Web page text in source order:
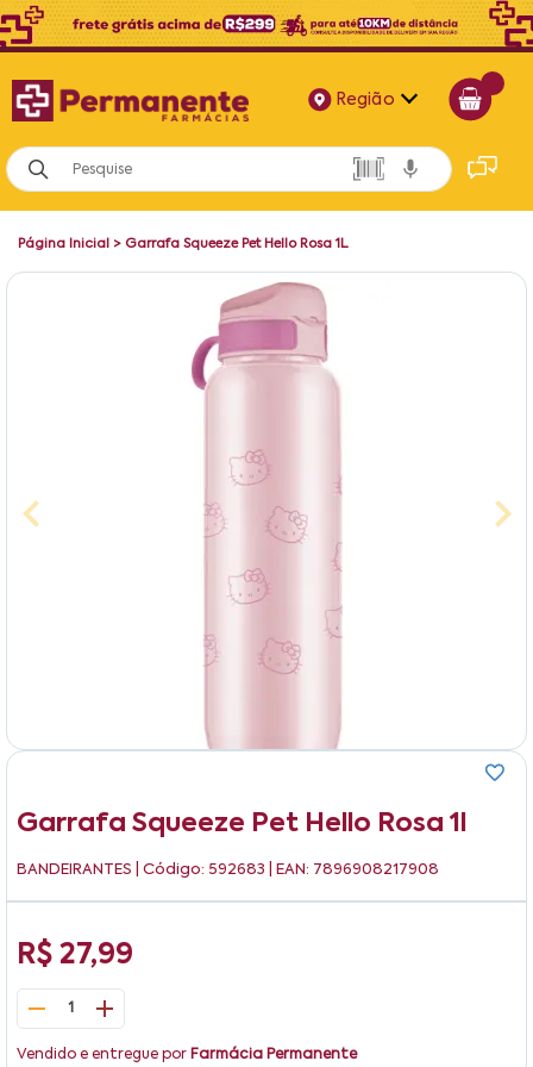
Região
Alagoas
Bahia
Página Inicial > Garrafa Squeeze Pet Hello Rosa 1L
Garrafa Squeeze Pet Hello Rosa 1l
BANDEIRANTES | Código: 592683 | EAN: 7896908217908
R$ 27,99
1
Vendido e entregue por Farmácia Permanente